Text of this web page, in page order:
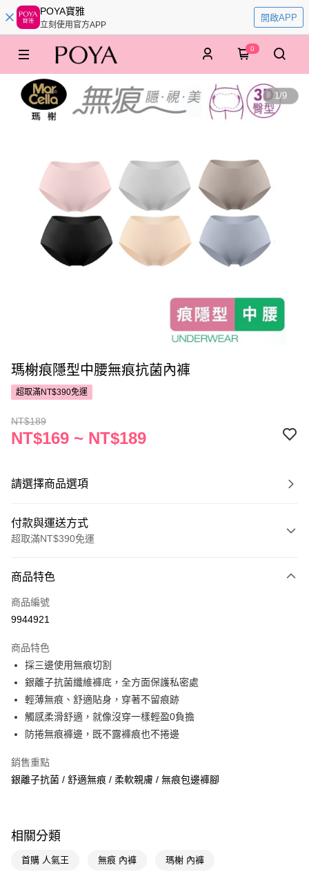
POYA寶雅
立刻使用官方APP
開啟APP
0
1/9
瑪榭痕隱型中腰無痕抗菌內褲
超取滿NT$390免運
NT$189
NT$169 ~ NT$189
請選擇商品選項
付款與運送方式
超取滿NT$390免運
POYA支付
信用卡一次付款
LINE Pay
Apple Pay
街口支付
悠遊付
Google Pay
AFTEE先享後付是「在收到商品之後才付款」的支付方式。 讓您購物簡單
１．簡單：不需註冊會員、不需綁卡、不需儲值。
即享券
運送方式
商品特色
商品編號
9944921
商品特色
採三邊使用無痕切割
銀離子抗菌纖維褲底，全方面保護私密處
輕薄無痕、舒適貼身，穿著不留痕跡
觸感柔滑舒適，就像沒穿一樣輕盈0負擔
防捲無痕褲邊，既不露褲痕也不捲邊
銷售重點
銀離子抗菌 / 舒適無痕 / 柔軟親膚 / 無痕包邊褲腳
相關分類
首購 人氣王 無痕 內褲 瑪榭 內褲